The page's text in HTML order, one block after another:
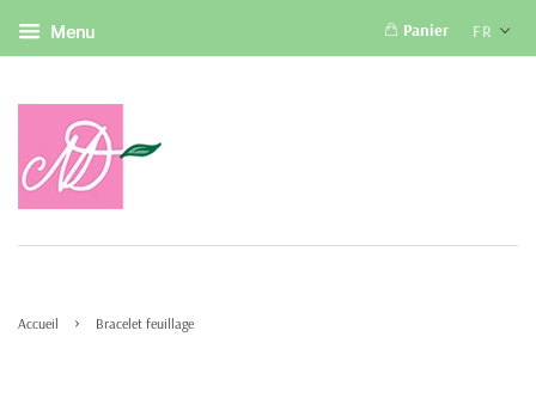
Menu FR
Panier
Accueil › Bracelet feuillage